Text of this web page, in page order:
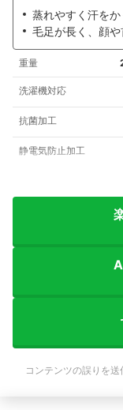
蒸れやすく汗を
毛足が長く、顔
重量
洗濯機対応
抗菌加工
静電気防止加工
コンテンツの誤りを送